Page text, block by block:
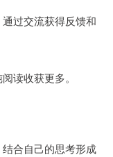
过交流获得反馈和
读收获更多。
合自己的思考形成